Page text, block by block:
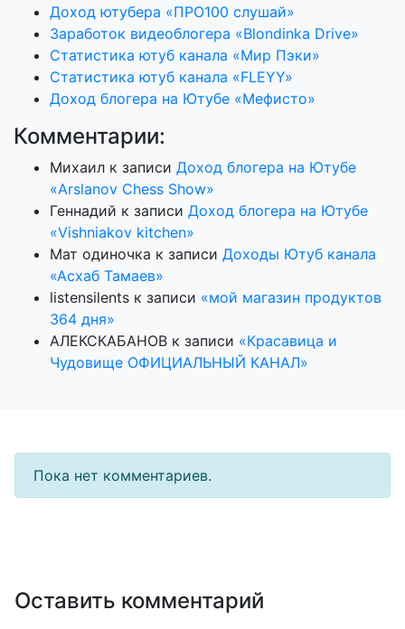
Доход ютубера «ПРО100 слушай»
Заработок видеоблогера «Blondinka Drive»
Статистика ютуб канала «Мир Пэки»
Статистика ютуб канала «FLEYY»
Доход блогера на Ютубе «Мефисто»
Комментарии:
Михаил к записи Доход блогера на Ютубе
«Arslanov Chess Show»
Геннадий к записи Доход блогера на Ютубе
«Vishniakov kitchen»
Мат одиночка к записи Доходы Ютуб канала
«Асхаб Тамаев»
listensilents к записи «мой магазин продуктов
364 дня»
АЛЕКСКАБАНОВ к записи «Красавица и
Чудовище ОФИЦИАЛЬНЫЙ КАНАЛ»
Пока нет комментариев.
Оставить комментарий